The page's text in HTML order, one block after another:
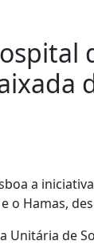
a
o Hamas,
Unitária de